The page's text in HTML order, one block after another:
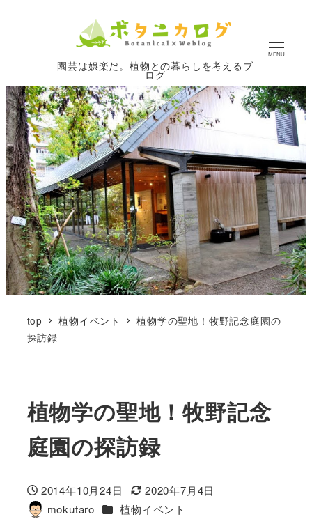
園芸は娯楽だ。植物との暮らしを考えるブ
ログ
MENU
top 植物イベント
植物学の聖地！牧野記念庭園の
探訪録
植物学の聖地！牧野記念
庭園の探訪録
投稿日
2014年10月24日
更新日
2020年7月4日
著
mokutaro カテゴリー
植物イベント